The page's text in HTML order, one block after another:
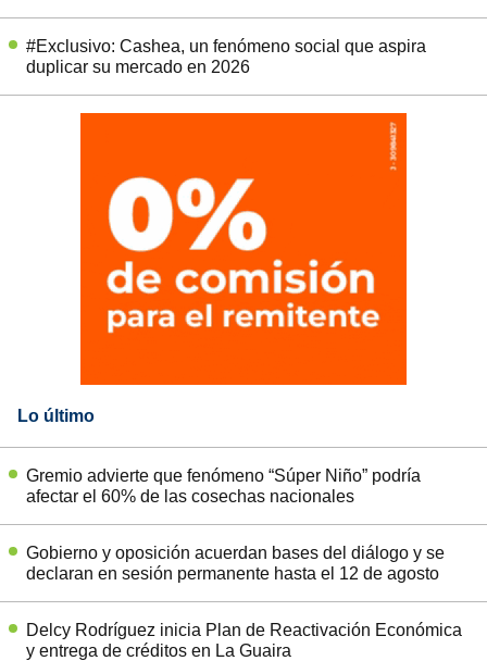
#Exclusivo: Cashea, un fenómeno social que aspira
duplicar su mercado en 2026
Lo último
Gremio advierte que fenómeno “Súper Niño” podría
afectar el 60% de las cosechas nacionales
Gobierno y oposición acuerdan bases del diálogo y se
declaran en sesión permanente hasta el 12 de agosto
Delcy Rodríguez inicia Plan de Reactivación Económica
y entrega de créditos en La Guaira